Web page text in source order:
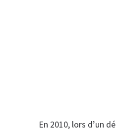
En 2010, lors d’un